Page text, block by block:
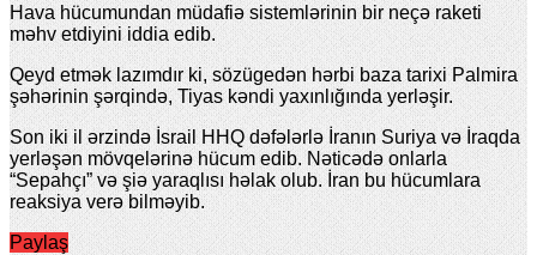
Hava hücumundan müdafiə sistemlərinin bir neçə raketi
məhv etdiyini iddia edib.
Qeyd etmək lazımdır ki, sözügedən hərbi baza tarixi Palmira
şəhərinin şərqində, Tiyas kəndi yaxınlığında yerləşir.
Son iki il ərzində İsrail HHQ dəfələrlə İranın Suriya və İraqda
yerləşən mövqelərinə hücum edib. Nəticədə onlarla
“Sepahçı” və şiə yaraqlısı həlak olub. İran bu hücumlara
reaksiya verə bilməyib.
Paylaş